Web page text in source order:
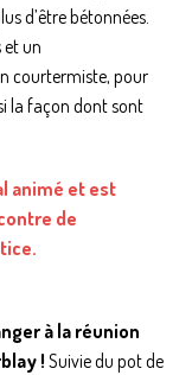
d’être bétonnées.
et un
courtermiste, pour
la façon dont sont
animé et est
de
à la réunion
! Suivie du pot de